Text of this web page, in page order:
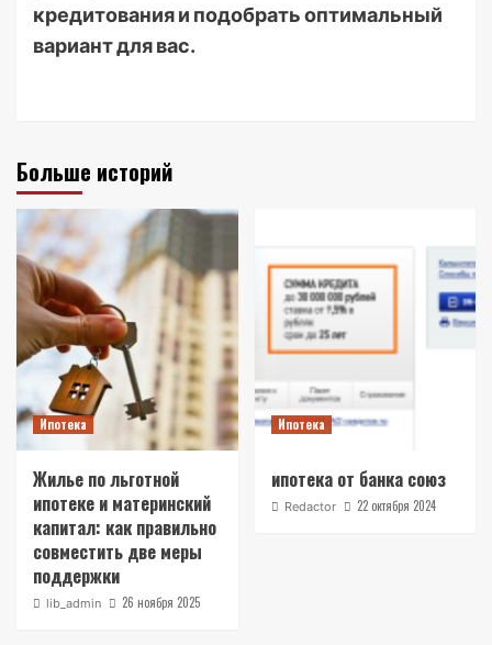
кредитования и подобрать оптимальный
вариант для вас․
Больше историй
Ипотека
Жилье по льготной
ипотеке и материнский
капитал: как правильно
совместить две меры
поддержки
lib_admin 26 ноября 2025
Ипотека
ипотека от банка союз
Redactor 22 октября 2024